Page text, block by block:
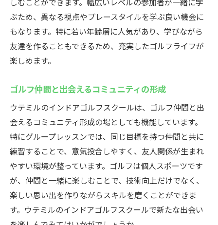
お得な料金プランの全貌
初心者向け体験レッスンの魅力
料金以上に得られる価値
リーズナブルにゴルフを楽しむ方法
ぶため、異なる視点やプレースタイルを学ぶ良い機会に
もなります。特に若い年齢層に人気があり、学びながら
友達を作ることもできるため、充実したゴルフライフが
楽しめます。
ゴルフ仲間と出会えるコミュニティの形成
ウテミルのインドアゴルフスクールは、ゴルフ仲間と出
会えるコミュニティ形成の場としても機能しています。
特にグループレッスンでは、同じ目標を持つ仲間と共に
練習することで、意気投合しやすく、友人関係が生まれ
やすい環境が整っています。ゴルフは個人スポーツです
が、仲間と一緒に楽しむことで、技術向上だけでなく、
楽しい思い出を作りながらスキルを磨くことができま
す。ウテミルのインドアゴルフスクールで新たな出会い